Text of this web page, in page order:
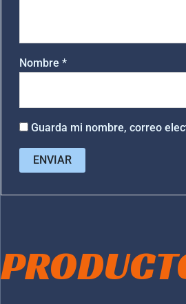
Nombre*
Guarda mi nombre, correo